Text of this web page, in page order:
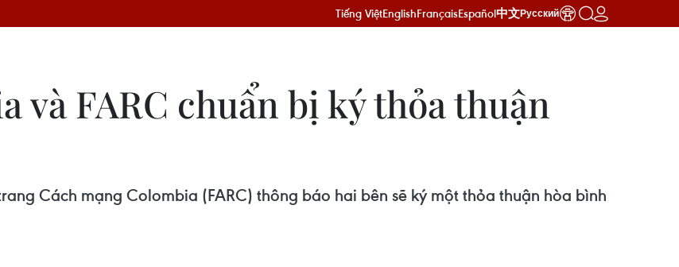
Tiếng ViệtEnglishFrançaisEspañol中文Русский
và FARC chuẩn bị ký thỏa thuận
Cách mạng Colombia (FARC) thông báo hai bên sẽ ký một thỏa thuận hòa bình